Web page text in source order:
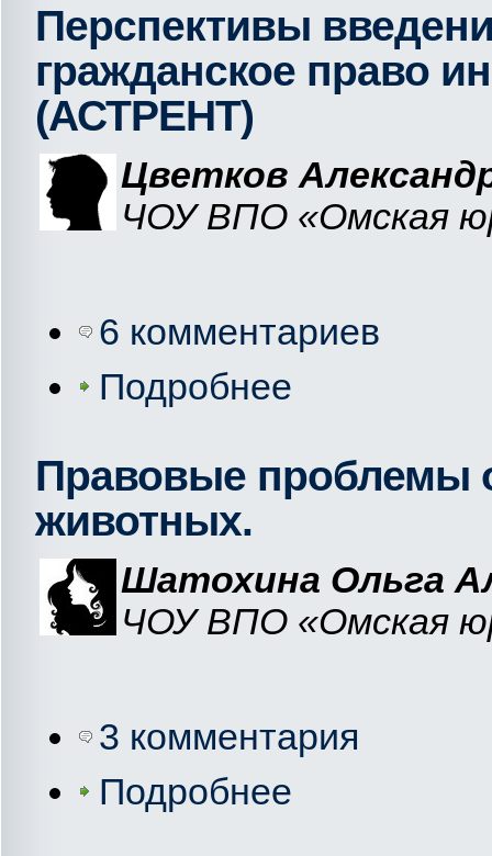
Перспективы
гражданское право
(АСТРЕНТ)
Цветков
ЧОУ ВПО «Омская
6 комментариев
Подробнее
Правовые проблемы
животных.
Шатохина Ольга
ЧОУ ВПО «Омская
3 комментария
Подробнее